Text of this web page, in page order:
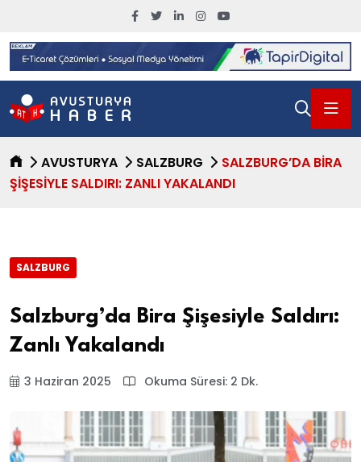
AVUSTURYA SALZBURG
SALZBURG’DA BIRA
ŞIŞESIYLE SALDIRI: ZANLI YAKALANDI
SALZBURG
Salzburg’da Bira Şişesiyle Saldırı:
Zanlı Yakalandı
3 Haziran 2025 Okuma Süresi: 2 Dk.